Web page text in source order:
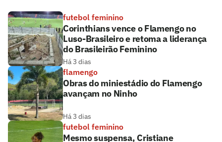
futebol feminino
Corinthians vence o Flamengo no
Luso-Brasileiro e retoma a liderança
do Brasileirão Feminino
Há 3 dias
flamengo
Obras do miniestádio do Flamengo
avançam no Ninho
Há 3 dias
futebol feminino
Mesmo suspensa, Cristiane